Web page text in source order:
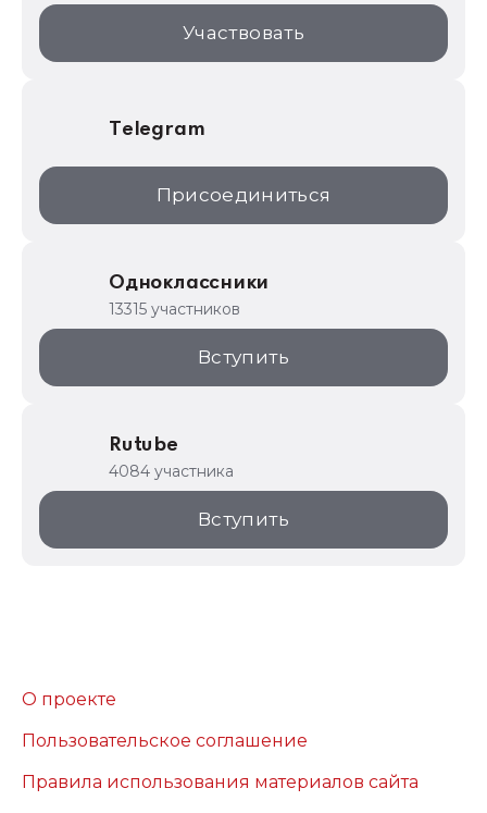
1С:Торговая площадка
Участвовать
Telegram
Присоединиться
Одноклассники
13315 участников
Вступить
Rutube
4084 участника
Вступить
О проекте
Пользовательское соглашение
Правила использования материалов сайта